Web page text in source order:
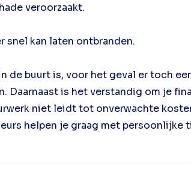
veroorzaakt.
snel kan laten ontbranden.
buurt is, voor het geval er toch
Daarnaast is het verstandig om je
niet leidt tot onverwachte
helpen je graag met persoonlijke